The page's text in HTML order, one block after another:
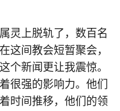
灵上脱轨了，数百名
这间教会短暂聚会，
个新闻更让我震惊。
很强的影响力。他们
时间推移，他们的领